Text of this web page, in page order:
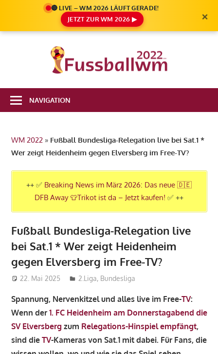
🔴 LIVE – WM 2026 LÄUFT GERADE!
JETZT ZUR WM 2026 ▶
×
Infos
in
Katar
NAVIGATION
WM 2022» Fußball Bundesliga-Relegation live bei Sat.1 *
Wer zeigt Heidenheim gegen Elversberg im Free-TV?
++ ✅ Breaking News im März 2026: Das neue 🇩🇪
DFB Away 👕Trikot ist da – Jetzt kaufen! ✅ ++
Fußball Bundesliga-Relegation live
bei Sat.1 * Wer zeigt Heidenheim
gegen Elversberg im Free-TV?
22. Mai 2025 admin_wm2022
2.Liga, Bundesliga
Spannung, Nervenkitzel und alles live im Free-TV:
Wenn der 1. FC Heidenheim am Donnerstagabend die
SV Elversberg zum Relegations-Hinspiel empfängt,
sind die TV-Kameras von Sat.1 mit dabei. Für Fans, die